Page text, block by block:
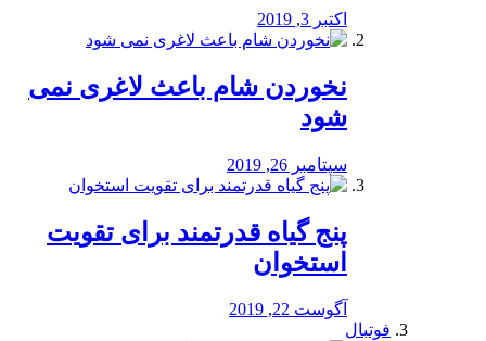
اکتبر 3, 2019
نخوردن شام باعث لاغری نمی
‌شود
سپتامبر 26, 2019
پنج گیاه قدرتمند برای تقویت
استخوان
آگوست 22, 2019
فوتبال